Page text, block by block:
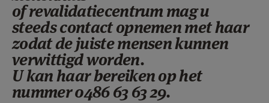
of revalidatiecentrum mag u
steeds contact opnemen met haar
zodat de juiste mensen kunnen
verwittigd worden.
U kan haar bereiken op het
nummer 0486 63 63 29.